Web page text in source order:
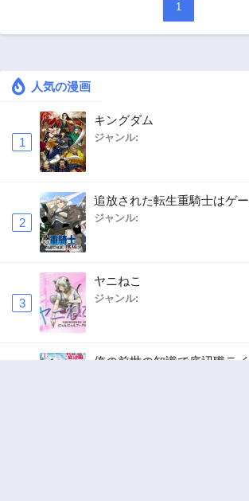
1
人気の漫画
1
キングダム
ジャンル:
2
追放された転生重騎士はゲ
ジャンル:
3
ヤニねこ
ジャンル:
俺の前世の知識で底辺職テ